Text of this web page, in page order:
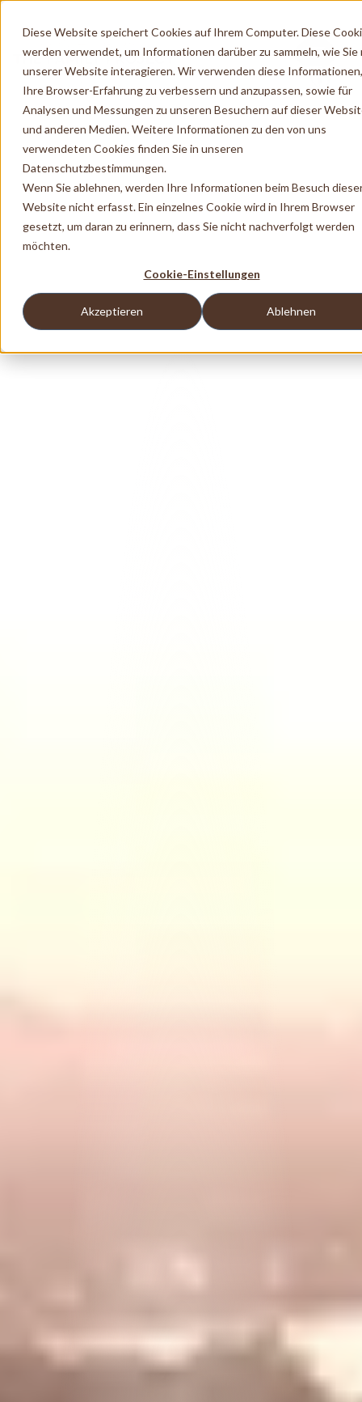
Diese Website speichert Cookies auf Ihrem Computer. Diese
werden verwendet, um Informationen darüber zu sammeln, wie Sie
unserer Website interagieren. Wir verwenden diese
Ihre Browser-Erfahrung zu verbessern und anzupassen, sowie für
Analysen und Messungen zu unseren Besuchern auf dieser
und anderen Medien. Weitere Informationen zu den von uns
verwendeten Cookies finden Sie in unseren
Datenschutzbestimmungen.
Wenn Sie ablehnen, werden Ihre Informationen beim Besuch
Website nicht erfasst. Ein einzelnes Cookie wird in Ihrem Browser
gesetzt, um daran zu erinnern, dass Sie nicht nachverfolgt werden
möchten.
Cookie-Einstellungen
Akzeptieren Ablehnen